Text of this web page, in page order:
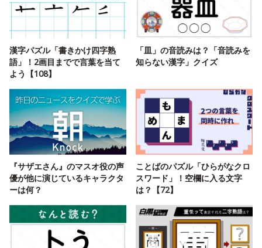
漢字パズル「書きかけ四字熟
語」！2画目までで言葉を当て
よう【108】
「皿」の音読みは？「音読みを
知らない漢字」クイズ
『サザエさん』のマスオ役の声
優が他に演じているキャラクタ
ーは何？
ことばのパズル「ひらがなクロ
スワード」！空欄に入る文字
は？【72】